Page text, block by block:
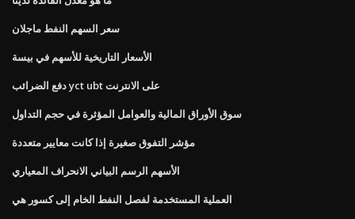
سعر السهم النفط ماجلان
الأسعار التاريخية للأسهم في بيسة
دفع الضرائب yct ubt على الانترنت
سوق الأوراق المالية والعوامل المؤثرة في حجم التداول
مؤشر التفوق صغيرة إذا كانت معايير متعددة
الأسهم الرسم البياني الانحراف المعياري
العملية المستخدمة لفصل النفط الخام إلى كسور هي